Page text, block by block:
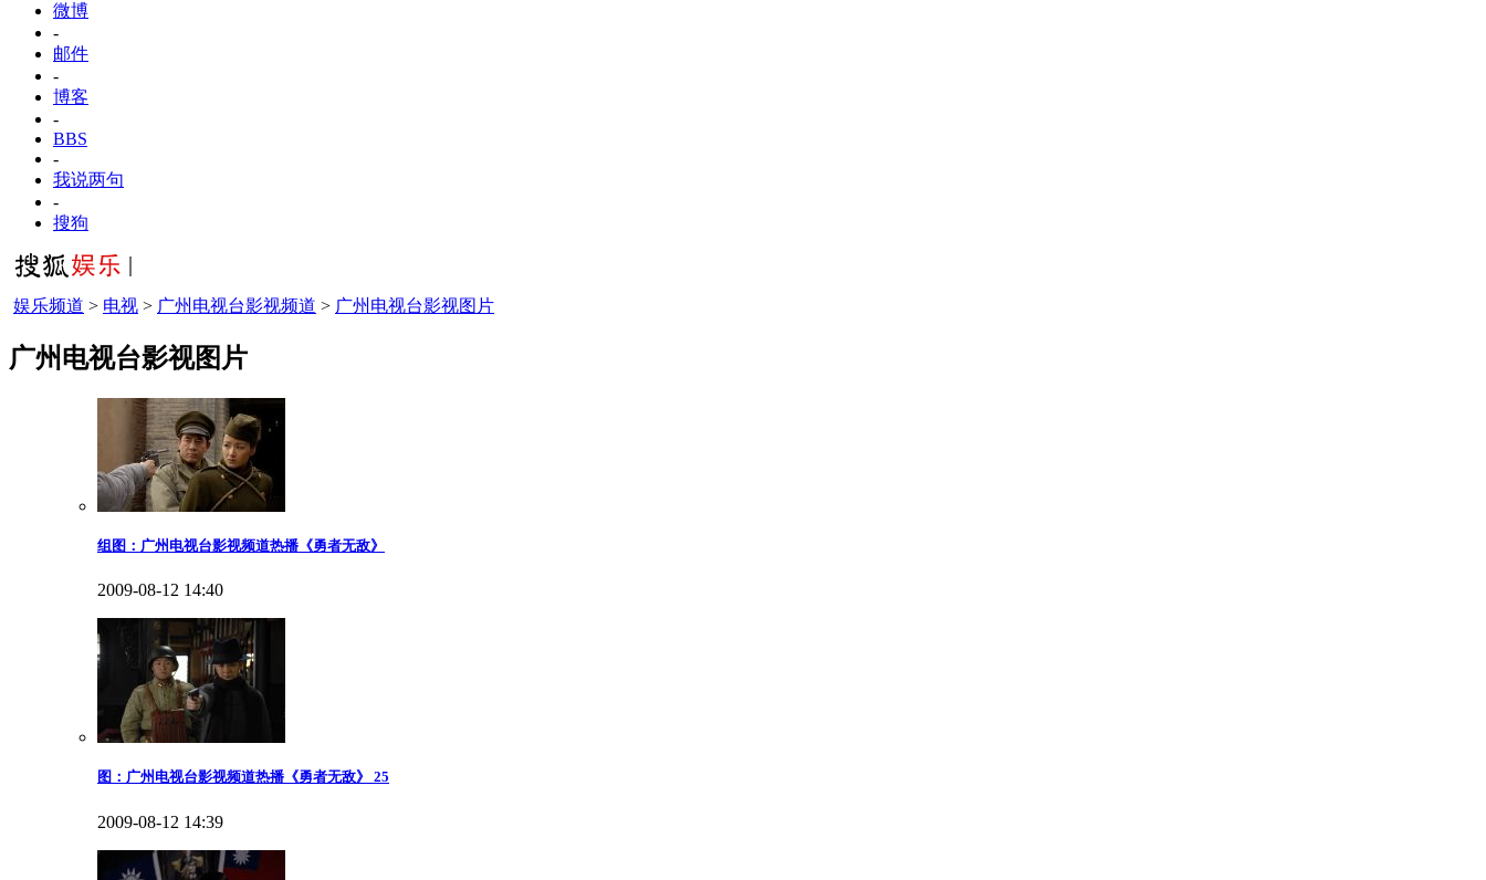
微博
-
邮件
-
博客
-
BBS
-
我说两句
-
搜狗
娱乐频道 > 电视 > 广州电视台影视频道 > 广州电视台影视图片
广州电视台影视图片
组图：广州电视台影视频道热播《勇者无敌》
2009-08-12 14:40
图：广州电视台影视频道热播《勇者无敌》 25
2009-08-12 14:39